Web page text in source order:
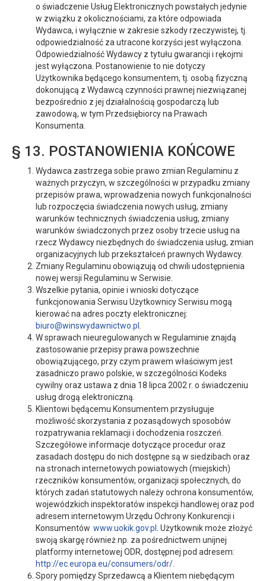
o świadczenie Usług Elektronicznych powstałych jedynie
w związku z okolicznościami, za które odpowiada
Wydawca, i wyłącznie w zakresie szkody rzeczywistej, tj.
odpowiedzialność za utracone korzyści jest wyłączona.
Odpowiedzialność Wydawcy z tytułu gwarancji i rękojmi
jest wyłączona. Postanowienie to nie dotyczy
Użytkownika będącego konsumentem, tj. osobą fizyczną
dokonującą z Wydawcą czynności prawnej niezwiązanej
bezpośrednio z jej działalnością gospodarczą lub
zawodową, w tym Przedsiębiorcy na Prawach
Konsumenta.
§ 13. POSTANOWIENIA KOŃCOWE
Wydawca zastrzega sobie prawo zmian Regulaminu z
ważnych przyczyn, w szczególności w przypadku zmiany
przepisów prawa, wprowadzenia nowych funkcjonalności
lub rozpoczęcia świadczenia nowych usług, zmiany
warunków technicznych świadczenia usług, zmiany
warunków świadczonych przez osoby trzecie usług na
rzecz Wydawcy niezbędnych do świadczenia usług, zmian
organizacyjnych lub przekształceń prawnych Wydawcy.
Zmiany Regulaminu obowiązują od chwili udostępnienia
nowej wersji Regulaminu w Serwisie.
Wszelkie pytania, opinie i wnioski dotyczące
funkcjonowania Serwisu Użytkownicy Serwisu mogą
kierować na adres poczty elektronicznej:
biuro@winswydawnictwo.pl
W sprawach nieuregulowanych w Regulaminie znajdą
zastosowanie przepisy prawa powszechnie
obowiązującego, przy czym prawem właściwym jest
zasadniczo prawo polskie, w szczególności Kodeks
cywilny oraz ustawa z dnia 18 lipca 2002 r. o świadczeniu
usług drogą elektroniczną.
Klientowi będącemu Konsumentem przysługuje
możliwość skorzystania z pozasądowych sposobów
rozpatrywania reklamacji i dochodzenia roszczeń.
Szczegółowe informacje dotyczące procedur oraz
zasadach dostępu do nich dostępne są w siedzibach oraz
na stronach internetowych powiatowych (miejskich)
rzeczników konsumentów, organizacji społecznych, do
których zadań statutowych należy ochrona konsumentów,
wojewódzkich inspektoratów inspekcji handlowej oraz pod
adresem internetowym Urzędu Ochrony Konkurencji i
Konsumentów www.uokik.gov.pl
. Użytkownik może złożyć
swoją skargę również np. za pośrednictwem unijnej
platformy internetowej ODR, dostępnej pod adresem:
http://ec.europa.eu/consumers/odr/
Spory pomiędzy Sprzedawcą a Klientem niebędącym